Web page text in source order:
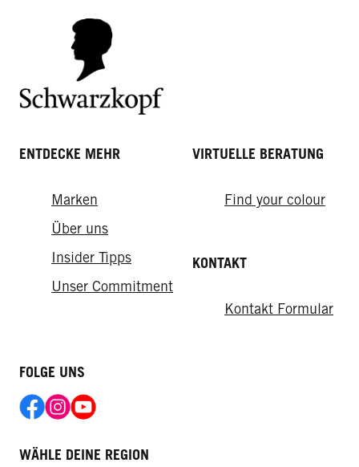
ENTDECKE MEHR
Marken
Über uns
Insider Tipps
Unser Commitment
VIRTUELLE BERATUNG
Find your colour
KONTAKT
Kontakt Formular
FOLGE UNS
WÄHLE DEINE REGION